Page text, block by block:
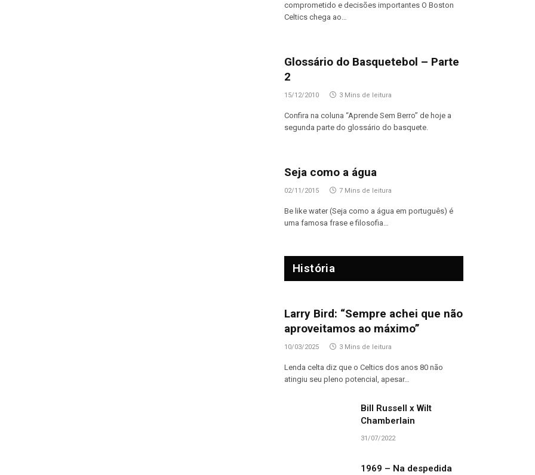
comprometido e decisões importantes O Boston
Celtics chega ao…
Glossário do Basquetebol – Parte
2
15/12/2010 3 Mins de leitura
Confira na coluna “Aprende Sem Berro” de hoje a
segunda parte do glossário do basquete.
Seja como a água
02/11/2015 7 Mins de leitura
Be like water (Seja como a água em português) é
uma famosa frase e filosofia…
História
Larry Bird: “Sempre achei que não
aproveitamos ao máximo”
10/03/2025 3 Mins de leitura
Lenda celta diz que o Celtics dos anos 80 não
atingiu seu pleno potencial, apesar…
Bill Russell x Wilt
Chamberlain
31/07/2022
1969 – Na despedida